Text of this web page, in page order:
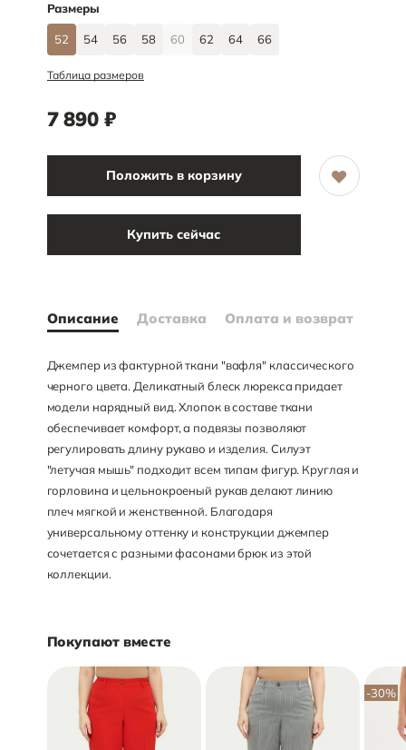
Размеры
52 54 56 58 60 62 64 66
Таблица размеров
7 890 ₽
Положить в корзину
Купить сейчас
Описание Доставка Оплата и возврат
Джемпер из фактурной ткани "вафля" классического
черного цвета. Деликатный блеск люрекса придает
модели нарядный вид. Хлопок в составе ткани
обеспечивает комфорт, а подвязы позволяют
регулировать длину рукаво и изделия. Силуэт
"летучая мышь" подходит всем типам фигур. Круглая и
горловина и цельнокроеный рукав делают линию
плеч мягкой и женственной. Благодаря
универсальному оттенку и конструкции джемпер
сочетается с разными фасонами брюк из этой
коллекции.
Покупают вместе
-30%